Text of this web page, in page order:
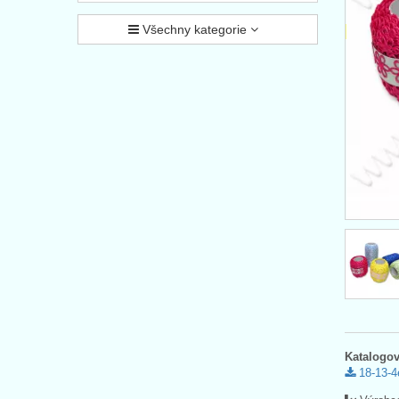
Všechny kategorie
18-13-